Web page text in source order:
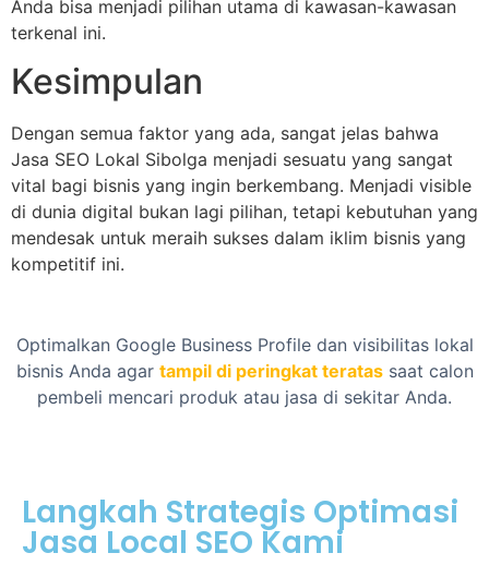
Anda bisa menjadi pilihan utama di kawasan-kawasan
terkenal ini.
Kesimpulan
Dengan semua faktor yang ada, sangat jelas bahwa
Jasa SEO Lokal Sibolga menjadi sesuatu yang sangat
vital bagi bisnis yang ingin berkembang. Menjadi visible
di dunia digital bukan lagi pilihan, tetapi kebutuhan yang
mendesak untuk meraih sukses dalam iklim bisnis yang
kompetitif ini.
Optimalkan Google Business Profile dan visibilitas lokal
bisnis Anda agar tampil di peringkat teratassaat calon
pembeli mencari produk atau jasa di sekitar Anda.
Langkah Strategis Optimasi
Jasa Local SEO Kami